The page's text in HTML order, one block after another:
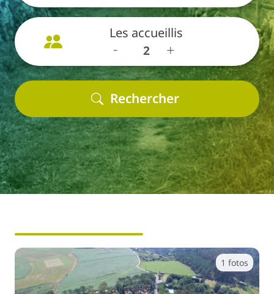
Les accueillis
- +
1 fotos